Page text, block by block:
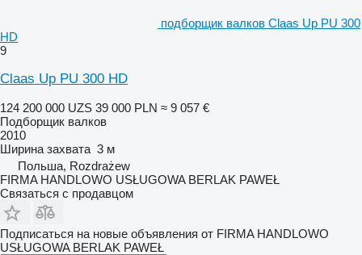
подборщик валков Claas Up PU 300
HD
9
Claas Up PU 300 HD
124 200 000 UZS 39 000 PLN ≈ 9 057 €
Подборщик валков
2010
Ширина захвата 3 м
Польша, Rozdrażew
FIRMA HANDLOWO USŁUGOWA BERLAK PAWEŁ
Связаться с продавцом
Подписаться на новые объявления от FIRMA HANDLOWO
USŁUGOWA BERLAK PAWEŁ